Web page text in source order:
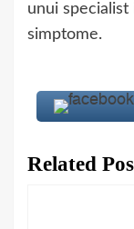
unui
simptome.
Related